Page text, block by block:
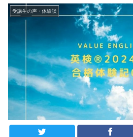
受講生の声・体験談